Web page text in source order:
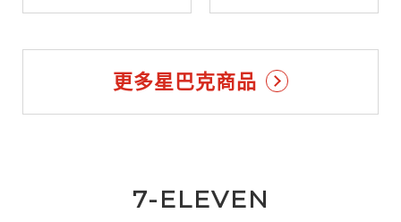
更多星巴克商品
7-ELEVEN